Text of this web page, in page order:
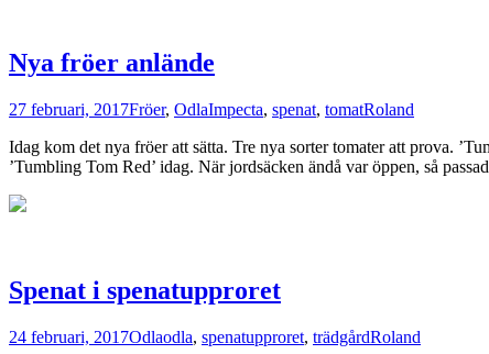
Nya fröer anlände
27 februari, 2017Fröer, OdlaImpecta, spenat, tomatRoland
Idag kom det nya fröer att sätta. Tre nya sorter tomater att prova.
’Tumbling Tom Red’ idag. När jordsäcken ändå var öppen, så
Spenat i spenatupproret
24 februari, 2017Odlaodla, spenatupproret, trädgårdRoland